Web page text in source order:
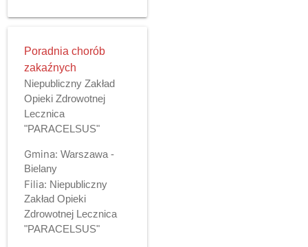
Poradnia chorób
zakaźnych
Niepubliczny Zakład
Opieki Zdrowotnej
Lecznica
"PARACELSUS"
Gmina: Warszawa -
Bielany
Filia: Niepubliczny
Zakład Opieki
Zdrowotnej Lecznica
"PARACELSUS"